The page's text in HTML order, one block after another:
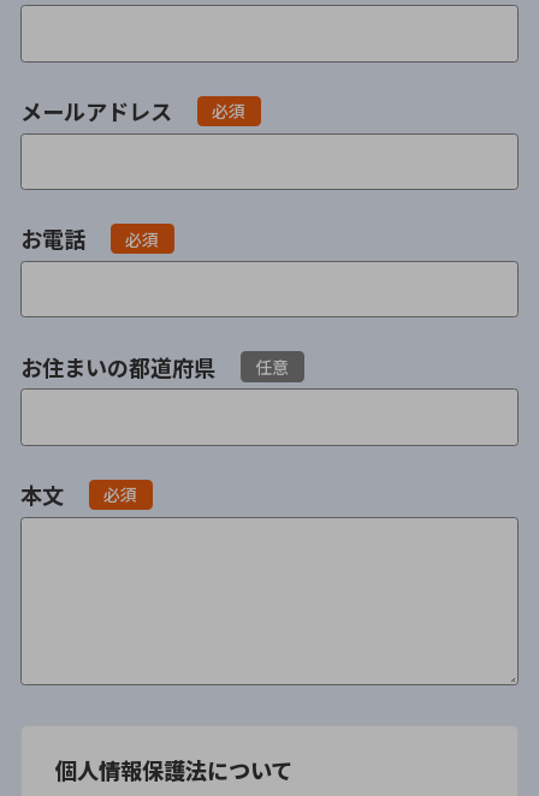
不貞・不倫慰謝料請求
内縁の夫婦
養育費
慰謝料
DV
離婚の相談先
離婚したくない
メールアドレス 必須
お電話 必須
お住まいの都道府県 任意
本文 必須
個人情報保護法について